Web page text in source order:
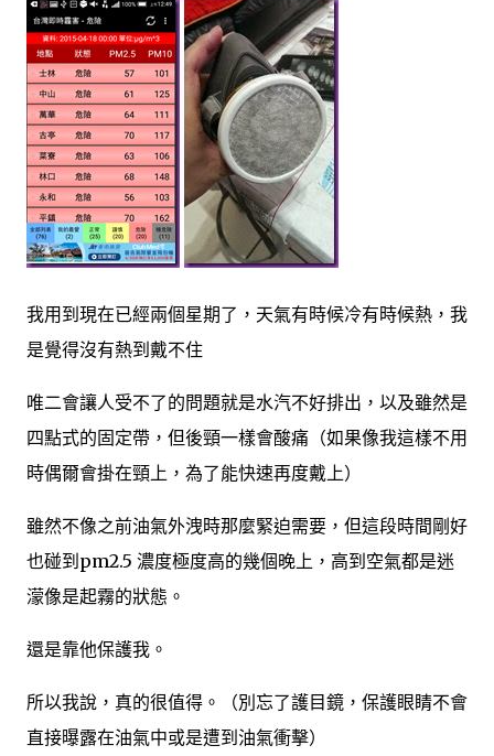
我用到現在已經兩個星期了，天氣有時候冷有時候熱，我
是覺得沒有熱到戴不住
唯二會讓人受不了的問題就是水汽不好排出，以及雖然是
四點式的固定帶，但後頸一樣會酸痛（如果像我這樣不用
時偶爾會掛在頸上，為了能快速再度戴上）
雖然不像之前油氣外洩時那麼緊迫需要，但這段時間剛好
也碰到pm2.5 濃度極度高的幾個晚上，高到空氣都是迷
濛像是起霧的狀態。
還是靠他保護我。
所以我說，真的很值得。（別忘了護目鏡，保護眼睛不會
直接曝露在油氣中或是遭到油氣衝擊）